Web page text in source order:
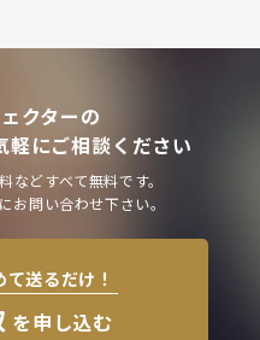
クターの
軽にご相談ください
などすべて無料です。
お問い合わせ下さい。
送るだけ！
を申し込む